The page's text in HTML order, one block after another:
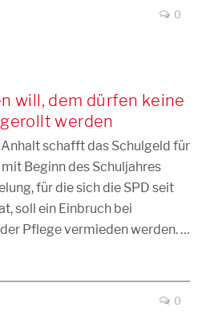
0
will, dem dürfen keine
werden
schafft das Schulgeld für
Beginn des Schuljahres
für die sich die SPD seit
soll ein Einbruch bei
Pflege vermieden werden. …
0